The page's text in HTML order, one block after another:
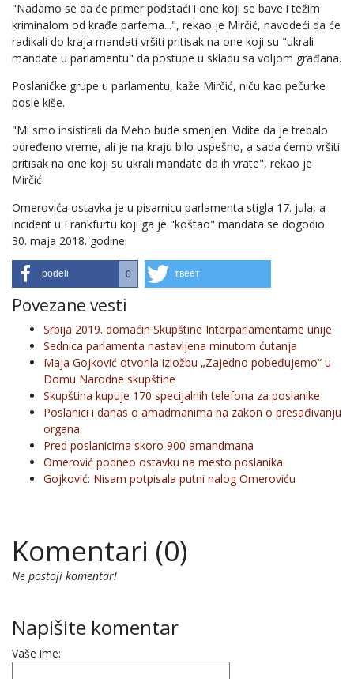
"Nadamo se da će primer podstaći i one koji se bave i težim
kriminalom od krađe parfema...", rekao je Mirčić, navodeći da će
radikali do kraja mandati vršiti pritisak na one koji su "ukrali
mandate u parlamentu" da postupe u skladu sa voljom građana.
Poslaničke grupe u parlamentu, kaže Mirčić, niču kao pečurke
posle kiše.
"Mi smo insistirali da Meho bude smenjen. Vidite da je trebalo
određeno vreme, ali je na kraju bilo uspešno, a sada ćemo vršiti
pritisak na one koji su ukrali mandate da ih vrate", rekao je
Mirčić.
Omerovića ostavka je u pisarnicu parlamenta stigla 17. jula, a
incident u Frankfurtu koji ga je "koštao" mandata se dogodio
30. maja 2018. godine.
podeli 0 твеет
Povezane vesti
Srbija 2019. domaćin Skupštine Interparlamentarne unije
Sednica parlamenta nastavljena minutom ćutanja
Maja Gojković otvorila izložbu „Zajedno pobeđujemo“ u
Domu Narodne skupštine
Skupština kupuje 170 specijalnih telefona za poslanike
Poslanici i danas o amadmanima na zakon o presađivanju
organa
Pred poslanicima skoro 900 amandmana
Omerović podneo ostavku na mesto poslanika
Gojković: Nisam potpisala putni nalog Omeroviću
Komentari (0)
Ne postoji komentar!
Napišite komentar
Vaše ime: